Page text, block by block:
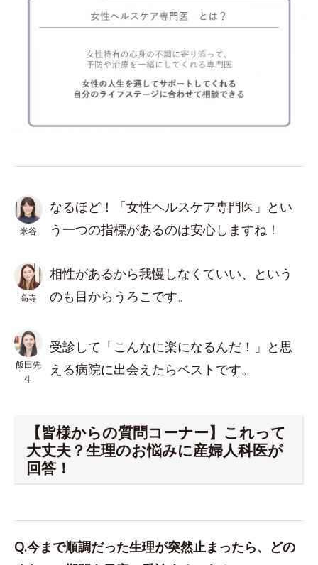
米谷
なるほど！「女性ヘルスケア専門医」とい
う一つの指標があるのは安心しますね！
高寺
相性があるから我慢しなくていい、という
のも目からうろこです。
飯田先
生
受診して「こんなに楽になるんだ！」と思
える病院に出会えたらベストです。
【皆様からの質問コーナー】これって
大丈夫？生理のお悩みに産婦人科医が
回答！
Q.今まで順調だった生理が突然止まったら、どの